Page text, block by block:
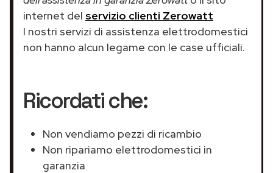
internet del servizio clienti Zerowatt
I nostri servizi di assistenza elettrodomestici
non hanno alcun legame con le case ufficiali.
Ricordati che:
Non vendiamo pezzi di ricambio
Non ripariamo elettrodomestici in
garanzia